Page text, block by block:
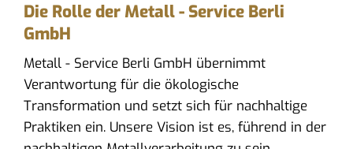
Die Rolle der Metall - Service Berli
GmbH
Metall - Service Berli GmbH übernimmt
Verantwortung für die ökologische
Transformation und setzt sich für nachhaltige
Praktiken ein. Unsere Vision ist es, führend in der